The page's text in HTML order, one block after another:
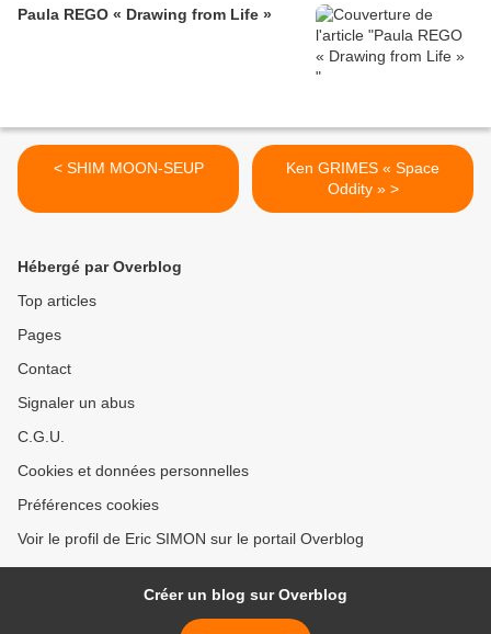
Paula REGO « Drawing from Life »
< SHIM MOON-SEUP
Ken GRIMES « Space
Oddity » >
Hébergé par Overblog
Top articles
Pages
Contact
Signaler un abus
C.G.U.
Cookies et données personnelles
Préférences cookies
Voir le profil de Eric SIMON sur le portail Overblog
Créer un blog sur Overblog